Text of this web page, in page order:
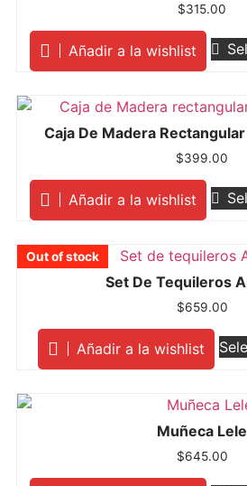
$315.00
Añadir a la wishlist
Caja De Madera
$399.00
Añadir a la wishlist
Out of stock
Out of stock
Out of stock
Out of stock
Out of stock
Set De Tequileros
$659.00
Añadir a la wishlist
Muñeca Lele
$645.00